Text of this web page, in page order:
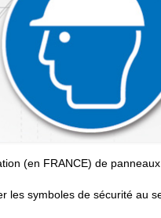
(en FRANCE) de
les symboles de sécurité au